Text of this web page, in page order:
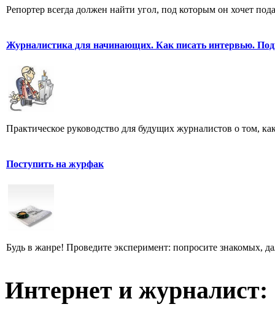
Репортер всегда должен найти угол, под которым он хочет
Журналистика для начинающих. Как писать интервью.
Практическое руководство для будущих журналистов о том,
Поступить на журфак
Будь в жанре! Проведите эксперимент: попросите знакомых,
Интернет и журналист: